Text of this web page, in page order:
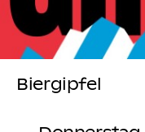
Biergipfel